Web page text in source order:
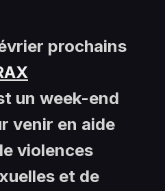
prochains
un week-end
venir en aide
violences
et de